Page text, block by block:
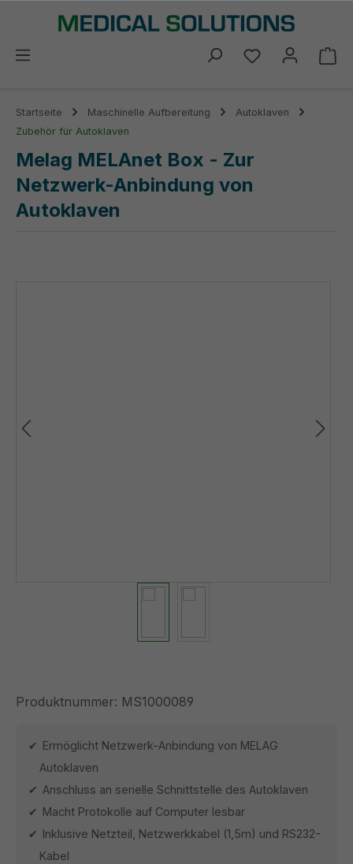
springen
Du hast 0
Startseite Maschinelle Aufbereitung
Autoklaven
Zubehör für Autoklaven
Melag MELAnet Box - Zur
Netzwerk-Anbindung von
Autoklaven
Produktnummer: MS1000089
Ermöglicht Netzwerk-Anbindung von MELAG
Autoklaven
Anschluss an serielle Schnittstelle des Autoklaven
Macht Protokolle auf Computer lesbar
Inklusive Netzteil, Netzwerkkabel (1,5m) und RS232-
Kabel